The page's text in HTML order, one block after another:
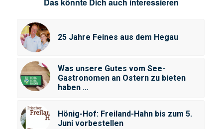
Das könnte Dich auch interessieren
25 Jahre Feines aus dem Hegau
Was unsere Gutes vom See-
Gastronomen an Ostern zu bieten
haben …
Hönig-Hof: Freiland-Hahn bis zum 5.
Juni vorbestellen